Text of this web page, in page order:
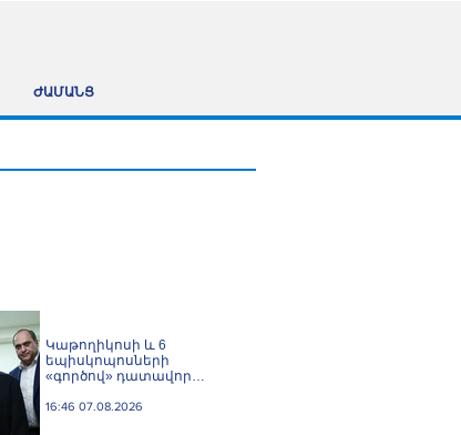
ԺԱՄԱՆՑ
️Կաթողիկոսի և 6
եպիսկոպոսների
«գործով» դատավոր
ինքնաբացարկ հայտնեց
16:46 07.08.2026